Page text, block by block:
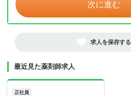
次に進む
求人を保存する
最近見た薬剤師求人
正社員